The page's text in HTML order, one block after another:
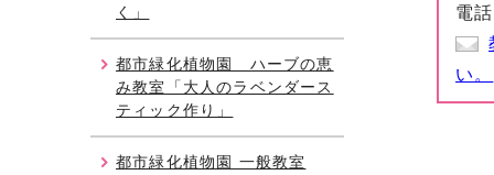
電話
い。
く」
都市緑化植物園 ハーブの恵
み教室「大人のラベンダース
ティック作り」
都市緑化植物園 一般教室